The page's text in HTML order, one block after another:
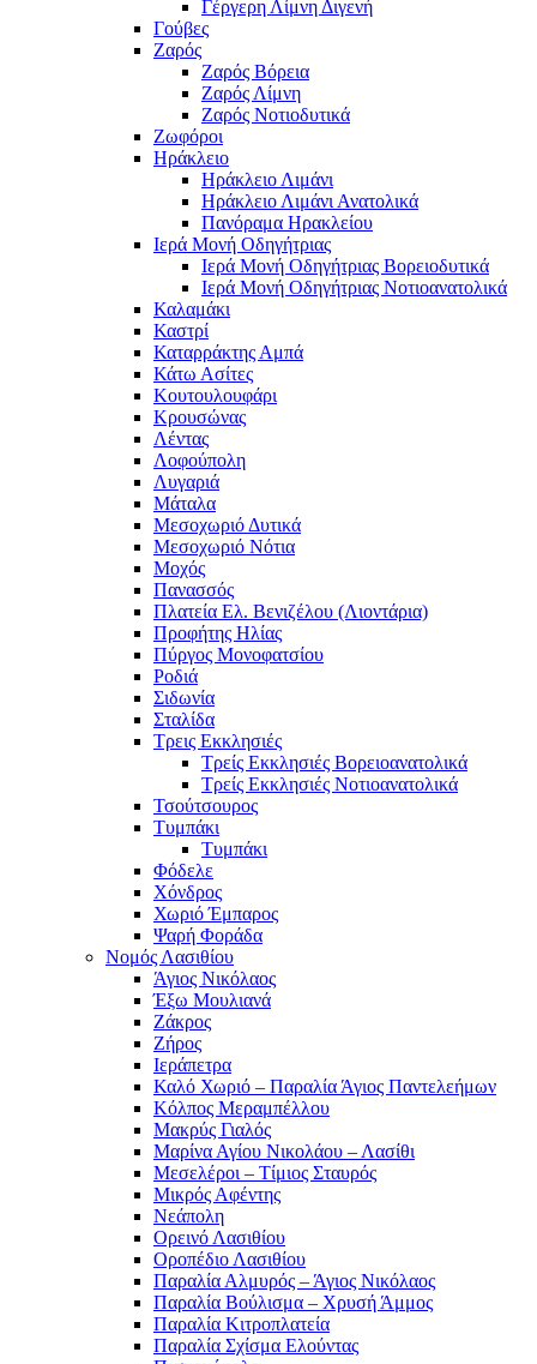
Γέργερη Λίμνη Διγενή
Γούβες
Ζαρός
Ζαρός Βόρεια
Ζαρός Λίμνη
Ζαρός Νοτιοδυτικά
Ζωφόροι
Ηράκλειο
Ηράκλειο Λιμάνι
Ηράκλειο Λιμάνι Ανατολικά
Πανόραμα Ηρακλείου
Ιερά Μονή Οδηγήτριας
Ιερά Μονή Οδηγήτριας Βορειοδυτικά
Ιερά Μονή Οδηγήτριας Νοτιοανατολικά
Καλαμάκι
Καστρί
Καταρράκτης Αμπά
Κάτω Ασίτες
Κουτουλουφάρι
Κρουσώνας
Λέντας
Λοφούπολη
Λυγαριά
Μάταλα
Μεσοχωριό Δυτικά
Μεσοχωριό Νότια
Μοχός
Πανασσός
Πλατεία Ελ. Βενιζέλου (Λιοντάρια)
Προφήτης Ηλίας
Πύργος Μονοφατσίου
Ροδιά
Σιδωνία
Σταλίδα
Τρεις Εκκλησιές
Τρείς Εκκλησιές Βορειοανατολικά
Τρείς Εκκλησιές Νοτιοανατολικά
Τσούτσουρος
Τυμπάκι
Τυμπάκι
Φόδελε
Χόνδρος
Χωριό Έμπαρος
Ψαρή Φοράδα
Νομός Λασιθίου
Άγιος Νικόλαος
Έξω Μουλιανά
Ζάκρος
Ζήρος
Ιεράπετρα
Καλό Χωριό – Παραλία Άγιος Παντελεήμων
Κόλπος Μεραμπέλλου
Μακρύς Γιαλός
Μαρίνα Αγίου Νικολάου – Λασίθι
Μεσελέροι – Τίμιος Σταυρός
Μικρός Αφέντης
Νεάπολη
Ορεινό Λασιθίου
Οροπέδιο Λασιθίου
Παραλία Αλμυρός – Άγιος Νικόλαος
Παραλία Βούλισμα – Χρυσή Άμμος
Παραλία Κιτροπλατεία
Παραλία Σχίσμα Ελούντας